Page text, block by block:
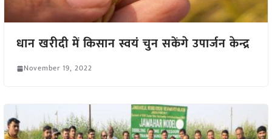
धान खरीदी में किसान स्वयं चुन सकेंगे उपार्जन केन्द्र
November 19, 2022